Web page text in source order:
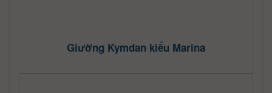
Giường Kymdan kiểu Marina